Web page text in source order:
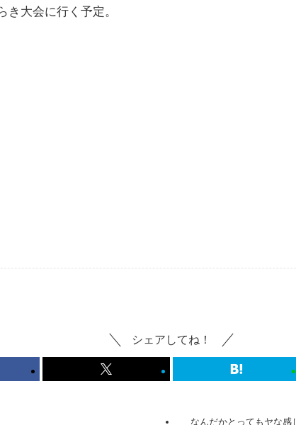
大会に行く予定。
シェアしてね！
なんだかとってもヤな